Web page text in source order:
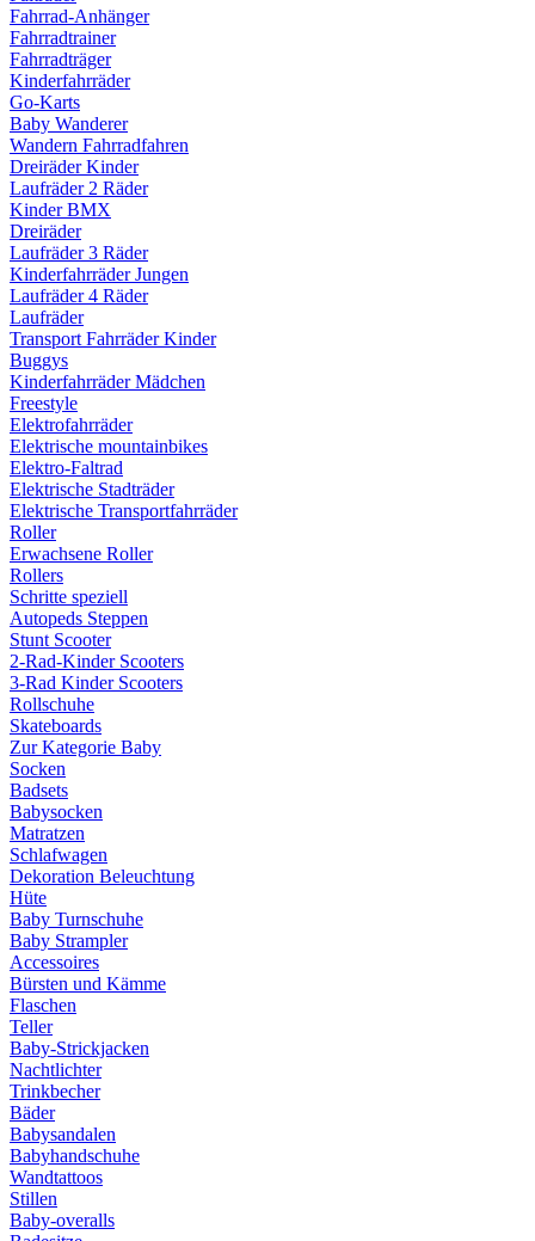
Fahrrad-Anhänger
Fahrradtrainer
Fahrradträger
Kinderfahrräder
Go-Karts
Baby Wanderer
Wandern Fahrradfahren
Dreiräder Kinder
Laufräder 2 Räder
Kinder BMX
Dreiräder
Laufräder 3 Räder
Kinderfahrräder Jungen
Laufräder 4 Räder
Laufräder
Transport Fahrräder Kinder
Buggys
Kinderfahrräder Mädchen
Freestyle
Elektrofahrräder
Elektrische mountainbikes
Elektro-Faltrad
Elektrische Stadträder
Elektrische Transportfahrräder
Roller
Erwachsene Roller
Rollers
Schritte speziell
Autopeds Steppen
Stunt Scooter
2-Rad-Kinder Scooters
3-Rad Kinder Scooters
Rollschuhe
Skateboards
Zur Kategorie Baby
Socken
Badsets
Babysocken
Matratzen
Schlafwagen
Dekoration Beleuchtung
Hüte
Baby Turnschuhe
Baby Strampler
Accessoires
Bürsten und Kämme
Flaschen
Teller
Baby-Strickjacken
Nachtlichter
Trinkbecher
Bäder
Babysandalen
Babyhandschuhe
Wandtattoos
Stillen
Baby-overalls